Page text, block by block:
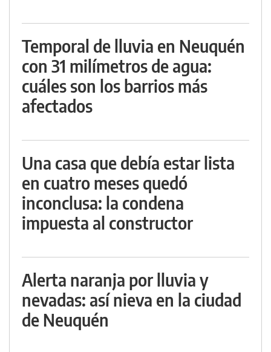
Temporal de lluvia en Neuquén
con 31 milímetros de agua:
cuáles son los barrios más
afectados
Una casa que debía estar lista
en cuatro meses quedó
inconclusa: la condena
impuesta al constructor
Alerta naranja por lluvia y
nevadas: así nieva en la ciudad
de Neuquén